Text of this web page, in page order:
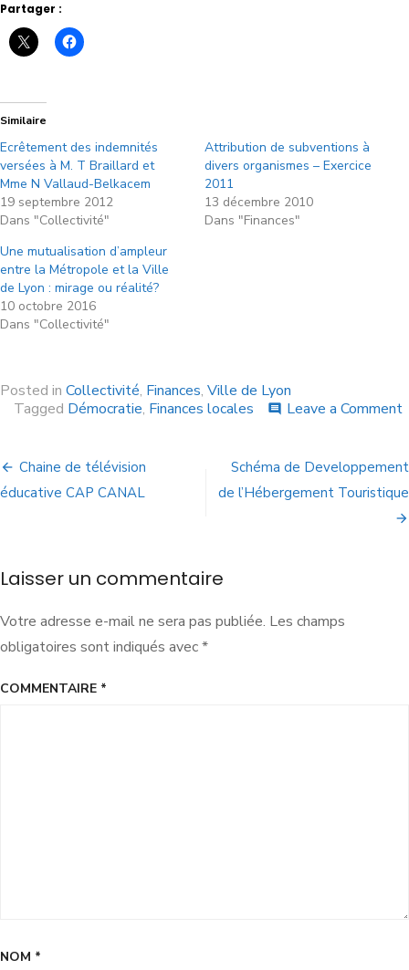
Partager :
Similaire
Ecrêtement des indemnités
versées à M. T Braillard et
Mme N Vallaud-Belkacem
19 septembre 2012
Dans "Collectivité"
Attribution de subventions à
divers organismes – Exercice
2011
13 décembre 2010
Dans "Finances"
Une mutualisation d’ampleur
entre la Métropole et la Ville
de Lyon : mirage ou réalité?
10 octobre 2016
Dans "Collectivité"
Posted in Collectivité, Finances, Ville de Lyon
Tagged Démocratie, Finances locales comment Leave a Comment
Chaine de télévision
éducative CAP CANAL
Schéma de Developpement
de l’Hébergement Touristique
Laisser un commentaire
Votre adresse e-mail ne sera pas publiée. Les champs
obligatoires sont indiqués avec*
COMMENTAIRE *
NOM *